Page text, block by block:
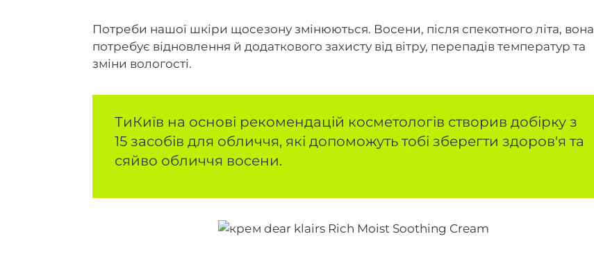
Потреби нашої шкіри щосезону змінюються. Восени, після спекотного літа, вона
потребує відновлення й додаткового захисту від вітру, перепадів температур та
зміни вологості.
ТиКиїв на основі рекомендацій косметологів створив добірку з
15 засобів для обличчя, які допоможуть тобі зберегти здоров'я та
сяйво обличчя восени.